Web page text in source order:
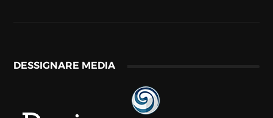
DESSIGNARE MEDIA